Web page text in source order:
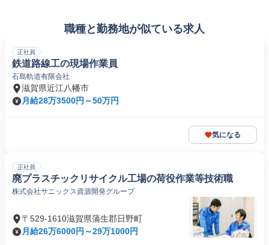
職種と勤務地が似ている求人
正社員
鉄道路線工の現場作業員
石島軌道有限会社
滋賀県近江八幡市
月給28万3500円～50万円
気になる
正社員
廃プラスチックリサイクル工場の荷役作業等技術職
株式会社サニックス資源開発グループ
〒529-1610滋賀県蒲生郡日野町
月給26万6000円～29万1000円